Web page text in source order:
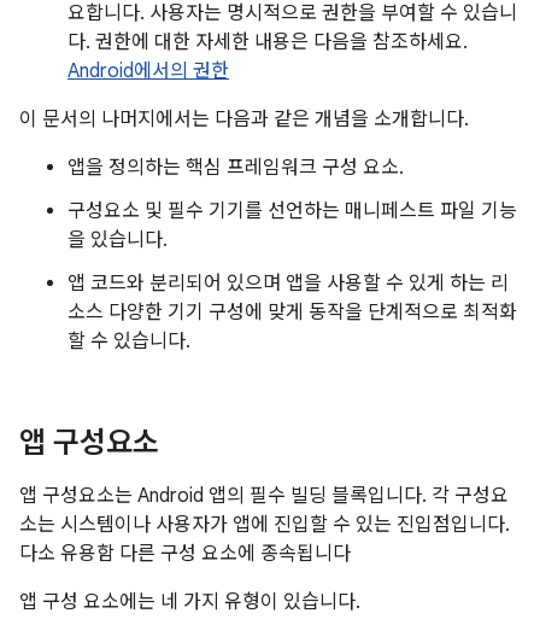
요합니다. 사용자는 명시적으로 권한을 부여할 수 있습니
다. 권한에 대한 자세한 내용은 다음을 참조하세요.
Android에서의 권한
이 문서의 나머지에서는 다음과 같은 개념을 소개합니다.
앱을 정의하는 핵심 프레임워크 구성 요소.
구성요소 및 필수 기기를 선언하는 매니페스트 파일 기능
을 있습니다.
앱 코드와 분리되어 있으며 앱을 사용할 수 있게 하는 리
소스 다양한 기기 구성에 맞게 동작을 단계적으로 최적화
할 수 있습니다.
앱 구성요소
앱 구성요소는 Android 앱의 필수 빌딩 블록입니다. 각 구성요
소는 시스템이나 사용자가 앱에 진입할 수 있는 진입점입니다.
다소 유용함 다른 구성 요소에 종속됩니다
앱 구성 요소에는 네 가지 유형이 있습니다.